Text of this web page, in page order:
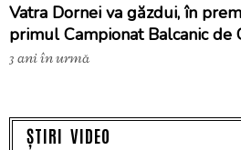
Vatra Dornei va găzdui, în
primul Campionat Balcanic de
3 ani în urmă
ȘTIRI VIDEO